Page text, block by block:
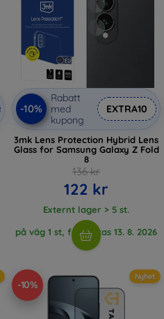
-10%
Rabatt
med
kupong
EXTRA10
3mk Lens Protection Hybrid Lens
Glass for Samsung Galaxy Z Fold
8
136 kr
122 kr
Externt lager > 5 st.
på väg 1 st, förväntas 13. 8. 2026
-10%
Nyhet